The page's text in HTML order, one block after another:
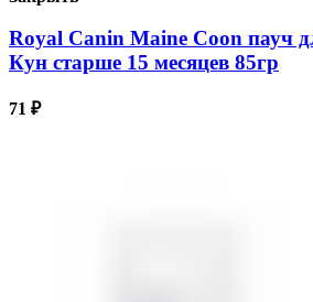
Royal Canin Maine Coon пауч
Кун старше 15 месяцев 85гр
71 ₽